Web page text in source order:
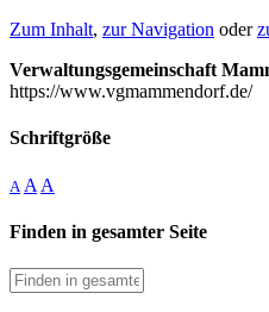
Zum Inhalt, zur Navigation oder
Verwaltungsgemeinschaft
https://www.vgmammendorf.de/
Schriftgröße
A A A
Finden in gesamter Seite